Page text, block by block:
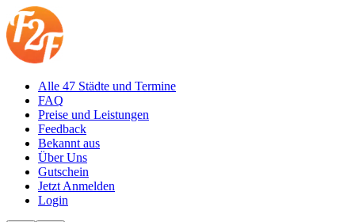
Alle 47 Städte und Termine
FAQ
Preise und Leistungen
Feedback
Bekannt aus
Über Uns
Gutschein
Jetzt Anmelden
Login